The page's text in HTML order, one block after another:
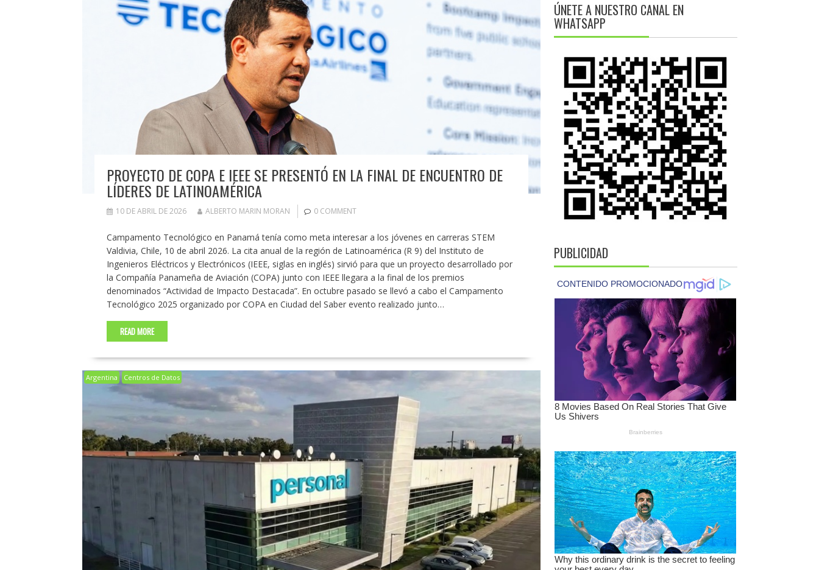
PROYECTO DE COPA E IEEE SE PRESENTÓ EN LA FINAL DE ENCUENTRO DE
LÍDERES DE LATINOAMÉRICA
10 DE ABRIL DE 2026 ALBERTO MARIN MORAN 0 COMMENT
Campamento Tecnológico en Panamá tenía como meta interesar a los jóvenes en carreras STEM
Valdivia, Chile, 10 de abril 2026. La cita anual de la región de Latinoamérica (R 9) del Instituto de
Ingenieros Eléctricos y Electrónicos (IEEE, siglas en inglés) sirvió para que un proyecto desarrollado por
la Compañía Panameña de Aviación (COPA) junto con IEEE llegara a la final de los premios
denominados “Actividad de Impacto Destacada”. En octubre pasado se llevó a cabo el Campamento
Tecnológico 2025 organizado por COPA en Ciudad del Saber evento realizado junto…
READ MORE
Argentina Centros de Datos
ÚNETE A NUESTRO CANAL EN
WHATSAPP
PUBLICIDAD